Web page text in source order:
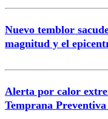
Nuevo temblor
magnitud y el
Alerta por calor
Temprana